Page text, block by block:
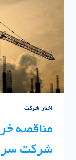
اخبار شرکت
مناقصه
شرکت